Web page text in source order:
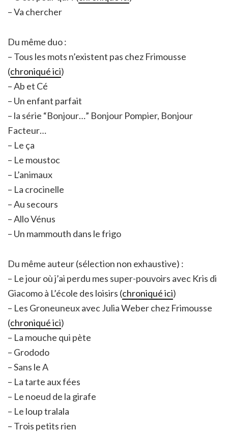
– Va chercher
Du même duo :
– Tous les mots n’existent pas chez Frimousse
(chroniqué ici)
– Ab et Cé
– Un enfant parfait
– la série “Bonjour…” Bonjour Pompier, Bonjour
Facteur…
– Le ça
– Le moustoc
– L’animaux
– La crocinelle
– Au secours
– Allo Vénus
– Un mammouth dans le frigo
Du même auteur (sélection non exhaustive) :
– Le jour où j’ai perdu mes super-pouvoirs avec Kris di
Giacomo à L’école des loisirs (chroniqué ici)
– Les Groneuneux avec Julia Weber chez Frimousse
(chroniqué ici)
– La mouche qui pète
– Grododo
– Sans le A
– La tarte aux fées
– Le noeud de la girafe
– Le loup tralala
– Trois petits rien